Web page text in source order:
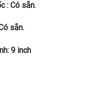
: Có sẵn.
sẵn.
9 inch